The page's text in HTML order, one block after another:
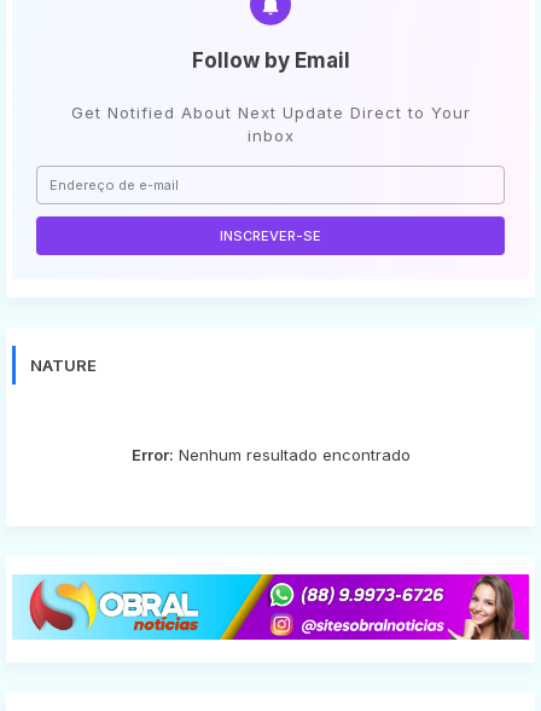
Follow by Email
Get Notified About Next Update Direct to Your
inbox
NATURE
Error: Nenhum resultado encontrado